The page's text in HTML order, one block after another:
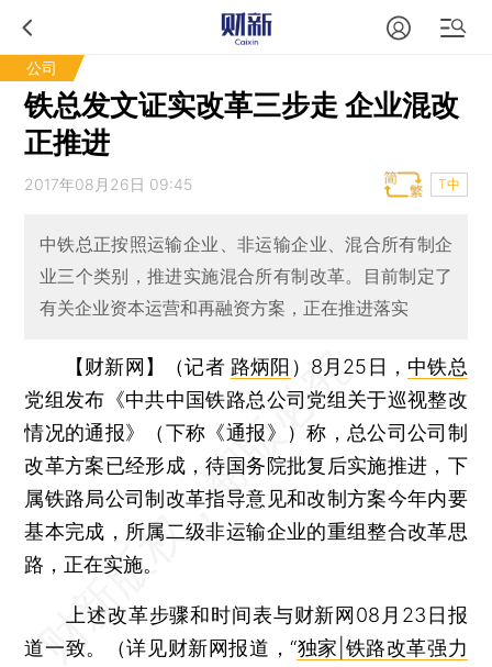
公司
铁总发文证实改革三步走 企业混改
正推进
2017年08月26日 09:45 T中
中铁总正按照运输企业、非运输企业、混合所有制企
业三个类别，推进实施混合所有制改革。目前制定了
有关企业资本运营和再融资方案，正在推进落实
【财新网】（记者 路炳阳 ） 8月25日， 中铁总
党组发布《中共中国铁路总公司党组关于巡视整改
情况的通报》（下称《通报》）称，总公司公司制
改革方案已经形成，待国务院批复后实施推进，下
属铁路局公司制改革指导意见和改制方案今年内要
基本完成，所属二级非运输企业的重组整合改革思
路，正在实施。
上述改革步骤和时间表与财新网08月23日报
道一致。（详见财新网报道，“独家|铁路改革强力